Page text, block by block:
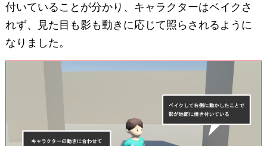
付いていることが分かり、キャラクターはベイクさ
れず、見た目も影も動きに応じて照らされるように
なりました。